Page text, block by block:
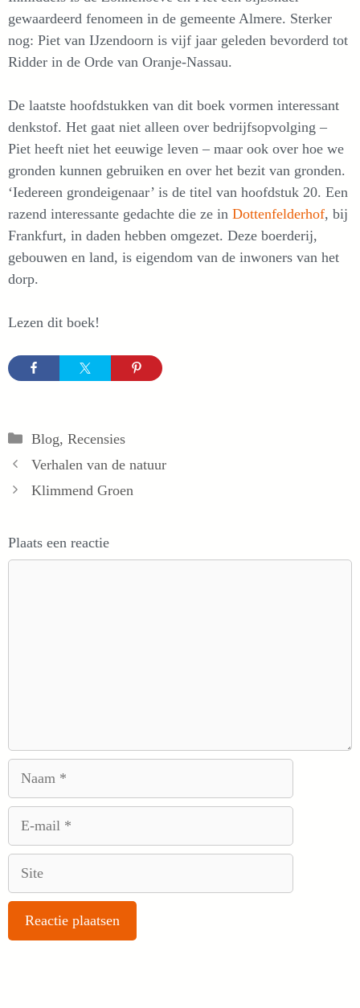
gewaardeerd fenomeen in de gemeente Almere. Sterker
nog: Piet van IJzendoorn is vijf jaar geleden bevorderd tot
Ridder in de Orde van Oranje-Nassau.
De laatste hoofdstukken van dit boek vormen interessant
denkstof. Het gaat niet alleen over bedrijfsopvolging –
Piet heeft niet het eeuwige leven – maar ook over hoe we
gronden kunnen gebruiken en over het bezit van gronden.
‘Iedereen grondeigenaar’ is de titel van hoofdstuk 20. Een
razend interessante gedachte die ze in Dottenfelderhof, bij
Frankfurt, in daden hebben omgezet. Deze boerderij,
gebouwen en land, is eigendom van de inwoners van het
dorp.
Lezen dit boek!
Categorieën
Blog, Recensies
Verhalen van de natuur
Klimmend Groen
Plaats een reactie